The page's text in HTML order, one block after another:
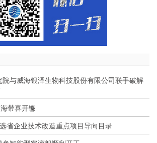
与威海银泽生物科技股份有限公司联手破解
带喜开镰
省企业技术改造重点项目导向目录